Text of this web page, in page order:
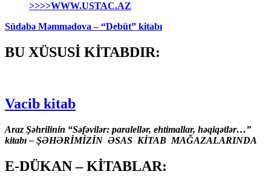
>>>>WWW.USTAC.AZ
Südabə Məmmədova – “Debüt” kitabı
BU XÜSUSİ KİTABDIR:
Vacib kitab
Araz Şəhrilinin “Səfəvilər: paralellər, ehtimallar, həqiqətlər…”
kitabı – ŞƏHƏRİMİZİN ƏSAS KİTAB MAĞAZALARINDA
E-DÜKAN – KİTABLAR: